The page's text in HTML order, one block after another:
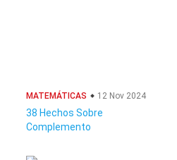
MATEMÁTICAS 12 Nov 2024
38 Hechos Sobre
Complemento